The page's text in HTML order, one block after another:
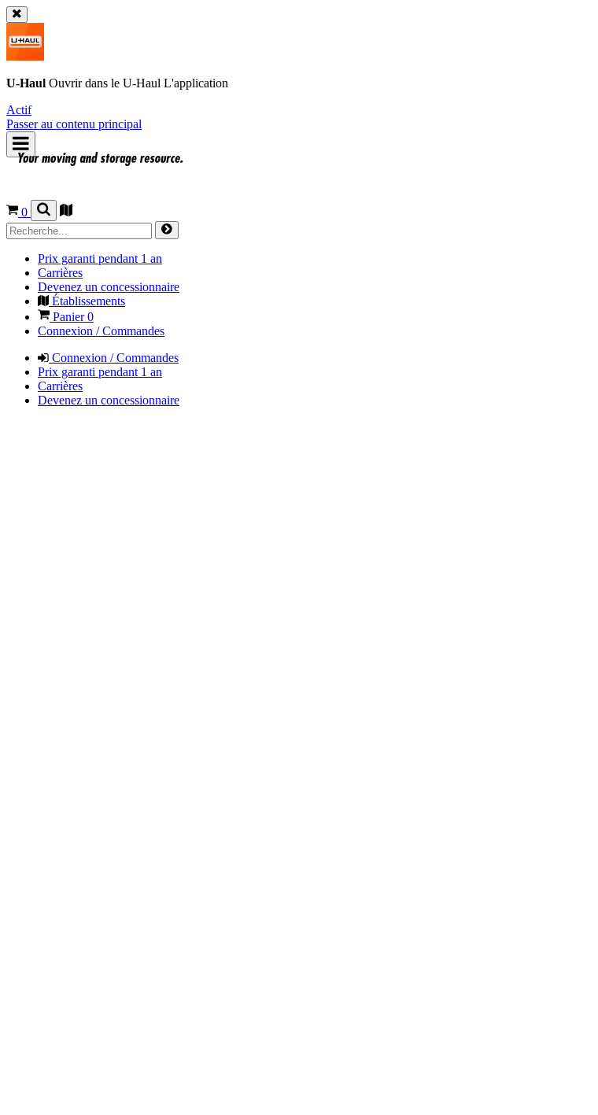
U-Haul Ouvrir dans le U-Haul L'application
Actif
Passer au contenu principal
0
Prix garanti pendant 1 an
Carrières
Devenez un concessionnaire
Établissements
Panier0
Connexion / Commandes
Connexion / Commandes
Prix garanti pendant 1 an
Carrières
Devenez un concessionnaire